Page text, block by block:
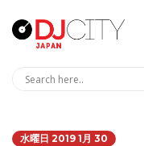
水曜日 2019 1月 30